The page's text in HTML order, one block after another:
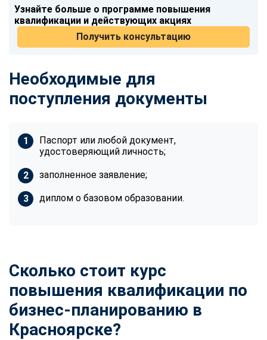
Узнайте больше о программе повышения
квалификации и действующих акциях
Получить консультацию
Необходимые для
поступления документы
Паспорт или любой документ,
удостоверяющий личность;
заполненное заявление;
диплом о базовом образовании.
Сколько стоит курс
повышения квалификации по
бизнес-планированию в
Красноярске?